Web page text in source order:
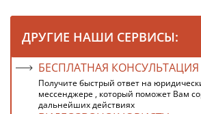
ДРУГИЕ НАШИ СЕРВИСЫ:
БЕСПЛАТНАЯ КОНСУЛЬТАЦИЯ
Получите быстрый ответ на
мессенджере , который поможет Вам
дальнейших действиях